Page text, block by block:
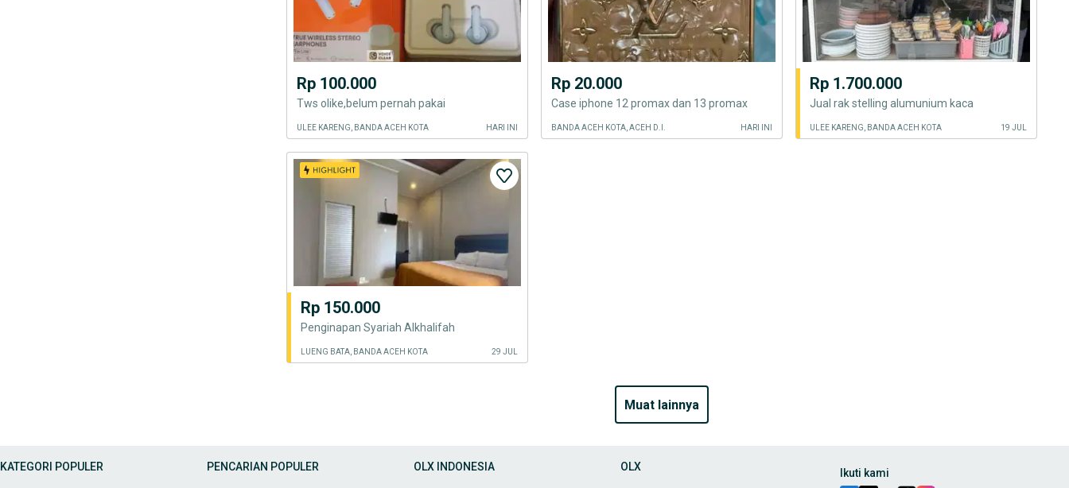
Rp 100.000
Tws olike,belum pernah pakai
ULEE KARENG, BANDA ACEH KOTA HARI INI
Rp 20.000
Case iphone 12 promax dan 13 promax
BANDA ACEH KOTA, ACEH D.I. HARI INI
Rp 1.700.000
Jual rak stelling alumunium kaca
ULEE KARENG, BANDA ACEH KOTA 19 JUL
Rp 150.000
Penginapan Syariah Alkhalifah
LUENG BATA, BANDA ACEH KOTA 29 JUL
muat lainnya
KATEGORI POPULER PENCARIAN POPULER OLX INDONESIA OLX Ikuti kami